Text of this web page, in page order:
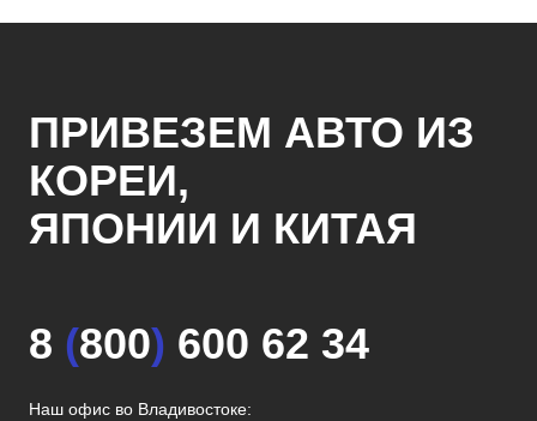
ПРИВЕЗЕМ АВТО ИЗ
КОРЕИ,
ЯПОНИИ И КИТАЯ
8 (800) 600 62 34
Наш офис во Владивостоке: